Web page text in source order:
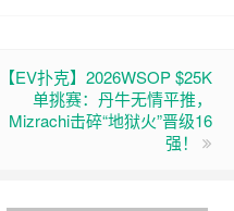
【EV扑克】2026WSOP $25K
单挑赛：丹牛无情平推，
Mizrachi击碎“地狱火”晋级16
强！